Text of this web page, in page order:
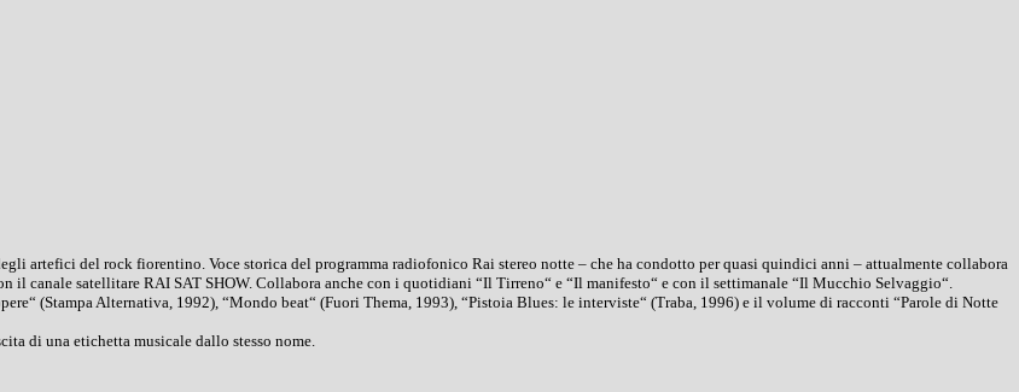
artefici del rock fiorentino. Voce storica del programma radiofonico Rai stereo notte – che ha condotto per quasi quindici anni – attualmente collabora
canale satellitare RAI SAT SHOW. Collabora anche con i quotidiani “Il Tirreno“ e “Il manifesto“ e con il settimanale “Il Mucchio Selvaggio“.
(Stampa Alternativa, 1992), “Mondo beat“ (Fuori Thema, 1993), “Pistoia Blues: le interviste“ (Traba, 1996) e il volume di racconti “Parole di Notte
di una etichetta musicale dallo stesso nome.